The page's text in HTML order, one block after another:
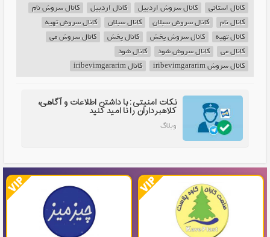
کانال استانی
کانال سروش اردبیل کانال اردبیل
کانال سروش نام
کانال نام
کانال سروش سبلان کانال سبلان
کانال سروش تهیه
کانال تهیه
کانال سروش پخش کانال پخش
کانال سروش می
کانال می
کانال سروش شود
کانال شود
کانال سروش iribevimgararim
کانال iribevimgararim
نکات امنیتی: با داشتن اطلاعات و آگاهی،
کلاهبرداران را نا امید کنید
وبلاگ